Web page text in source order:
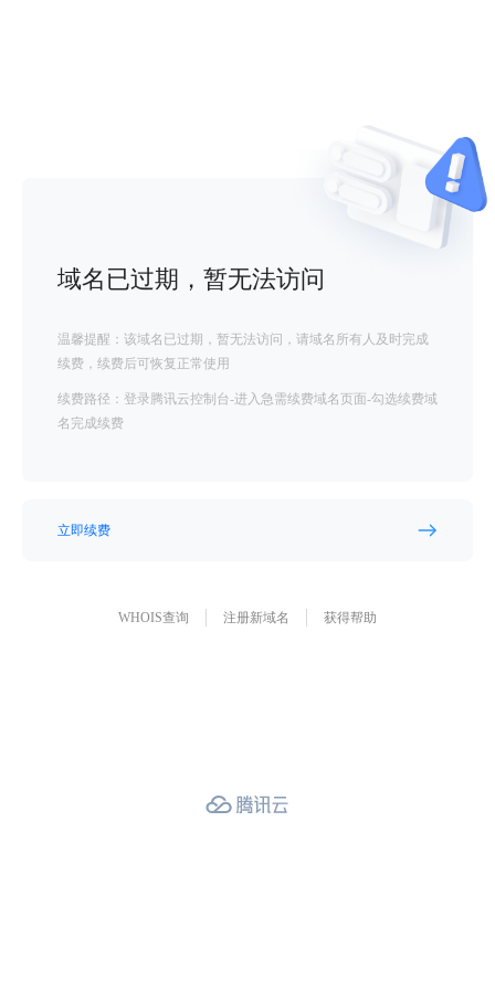
域名已过期，暂无法访问
温馨提醒：该域名已过期，暂无法访问，请域名所有人及时完成
续费，续费后可恢复正常使用
续费路径：登录腾讯云控制台-进入急需续费域名页面-勾选续费域
名完成续费
立即续费
WHOIS查询 注册新域名 获得帮助